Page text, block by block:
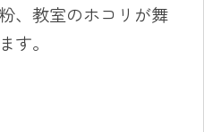
、教室のホコリが舞
す。